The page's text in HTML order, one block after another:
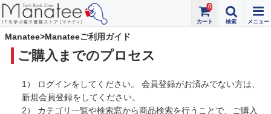
0
Manatee>Manateeご利用ガイド
ご購入までのプロセス
1） ログインをしてください。 会員登録がお済みでない方は、
新規会員登録をしてください。
2） カテゴリ一覧や検索窓から商品検索を行うことで、ご購入